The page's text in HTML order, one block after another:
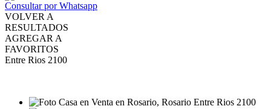
Consultar por Whatsapp
VOLVER A
RESULTADOS
AGREGAR A
FAVORITOS
Entre Rios 2100